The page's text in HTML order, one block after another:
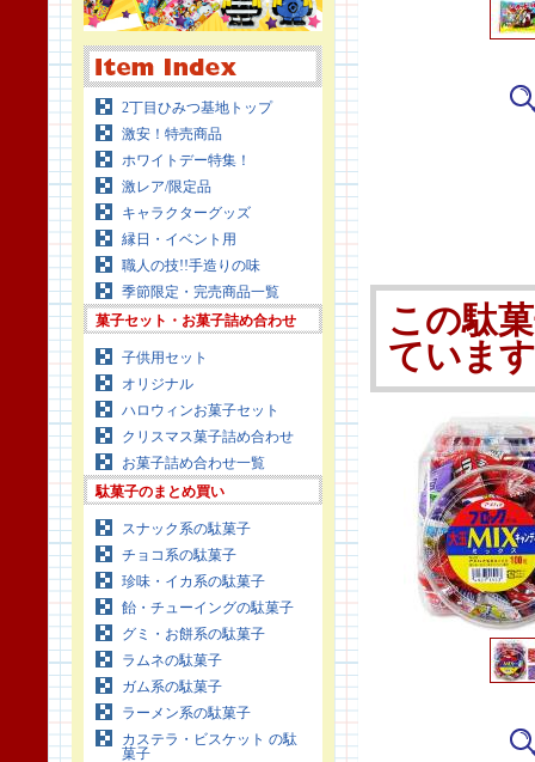
2丁目ひみつ基地トップ
激安！特売商品
ホワイトデー特集！
激レア/限定品
キャラクターグッズ
縁日・イベント用
職人の技!!手造りの味
季節限定・完売商品一覧
菓子セット・お菓子詰め合わせ
子供用セット
オリジナル
ハロウィンお菓子セット
クリスマス菓子詰め合わせ
お菓子詰め合わせ一覧
駄菓子のまとめ買い
スナック系の駄菓子
チョコ系の駄菓子
珍味・イカ系の駄菓子
飴・チューイングの駄菓子
グミ・お餅系の駄菓子
ラムネの駄菓子
ガム系の駄菓子
ラーメン系の駄菓子
カステラ・ビスケット の駄
菓子
この駄
ていま